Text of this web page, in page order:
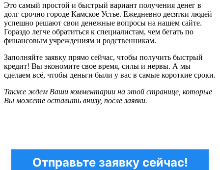
Это самый простой и быстрый вариант получения денег в
долг срочно городе Камское Устье. Ежедневно десятки людей
успешно решают свои денежные вопросы на нашем сайте.
Гораздо легче обратиться к специалистам, чем бегать по
финансовым учреждениям и родственникам.
Заполняйте заявку прямо сейчас, чтобы получить быстрый
кредит! Вы экономите свое время, силы и нервы. А мы
сделаем всё, чтобы деньги были у вас в самые короткие сроки.
Также ждем Ваши комментарии на этой странице, которые
Вы можете оставить внизу, после заявки.